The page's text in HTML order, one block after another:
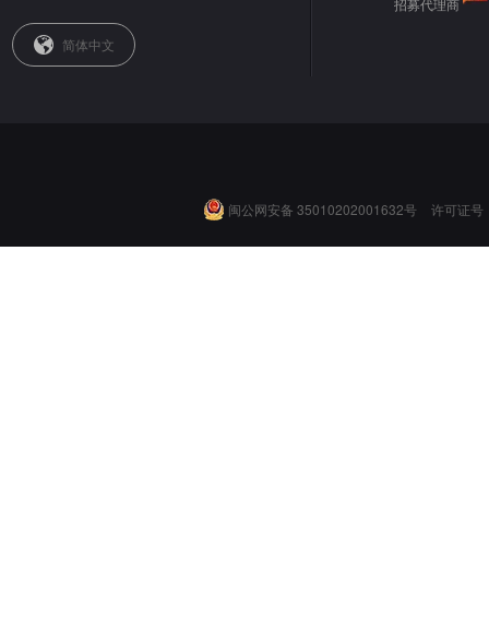
简体中文
闽公网安备 35010202001632号 许可证号